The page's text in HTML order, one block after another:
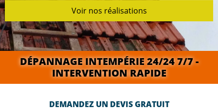
Voir nos réalisations
DÉPANNAGE INTEMPÉRIE 24/24 7/7 -
INTERVENTION RAPIDE
DEMANDEZ UN DEVIS GRATUIT